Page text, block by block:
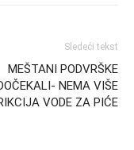
Sledeći tekst
MEŠTANI PODVRŠKE
NEMA VIŠE
VODE ZA PIĆE